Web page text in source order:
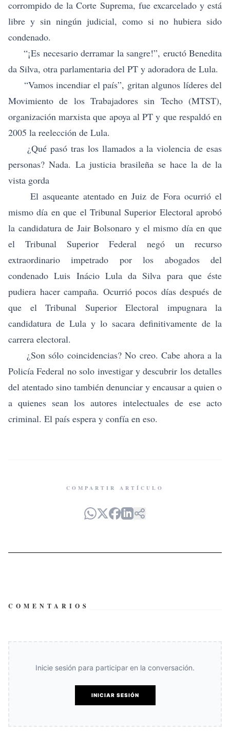
corrompido de la Corte Suprema, fue excarcelado y está
libre y sin ningún judicial, como si no hubiera sido
condenado.
“¡Es necesario derramar la sangre!”, eructó Benedita
da Silva, otra parlamentaria del PT y adoradora de Lula.
“Vamos incendiar el país”, gritan algunos líderes del
Movimiento de los Trabajadores sin Techo (MTST),
organización marxista que apoya al PT y que respaldó en
2005 la reelección de Lula.
¿Qué pasó tras los llamados a la violencia de esas
personas? Nada. La justicia brasileña se hace la de la
vista gorda
El asqueante atentado en Juiz de Fora ocurrió el
mismo día en que el Tribunal Superior Electoral aprobó
la candidatura de Jair Bolsonaro y el mismo día en que
el Tribunal Superior Federal negó un recurso
extraordinario impetrado por los abogados del
condenado Luis Inácio Lula da Silva para que éste
pudiera hacer campaña. Ocurrió pocos días después de
que el Tribunal Superior Electoral impugnara la
candidatura de Lula y lo sacara definitivamente de la
carrera electoral.
¿Son sólo coincidencias? No creo. Cabe ahora a la
Policía Federal no solo investigar y descubrir los detalles
del atentado sino también denunciar y encausar a quien o
a quienes sean los autores intelectuales de ese acto
criminal. El país espera y confía en eso.
COMPARTIR ARTÍCULO
COMENTARIOS
Inicie sesión para participar en la conversación.
INICIAR SESIÓN